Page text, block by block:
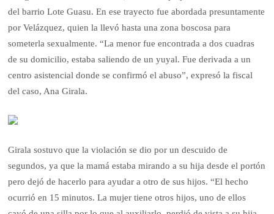
del barrio Lote Guasu. En ese trayecto fue abordada presuntamente
por Velázquez, quien la llevó hasta una zona boscosa para
someterla sexualmente. “La menor fue encontrada a dos cuadras
de su domicilio, estaba saliendo de un yuyal. Fue derivada a un
centro asistencial donde se confirmó el abuso”, expresó la fiscal
del caso, Ana Girala.
Girala sostuvo que la violación se dio por un descuido de
segundos, ya que la mamá estaba mirando a su hija desde el portón
pero dejó de hacerlo para ayudar a otro de sus hijos. “El hecho
ocurrió en 15 minutos. La mujer tiene otros hijos, uno de ellos